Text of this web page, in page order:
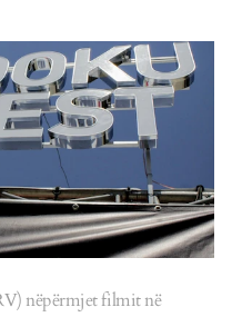
nëpërmjet filmit në